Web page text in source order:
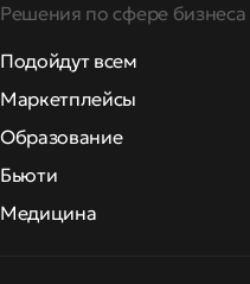
Решения по сфере бизнеса
Подойдут всем
Маркетплейсы
Образование
Бьюти
Медицина